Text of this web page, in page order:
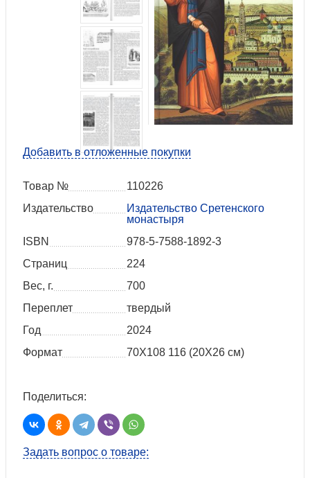
Добавить в отложенные покупки
Товар №
110226
Издательство
Издательство Сретенского
монастыря
ISBN
978-5-7588-1892-3
Страниц
224
Вес, г.
700
Переплет
твердый
Год
2024
Формат
70Х108 116 (20X26 см)
Поделиться:
Задать вопрос о товаре: